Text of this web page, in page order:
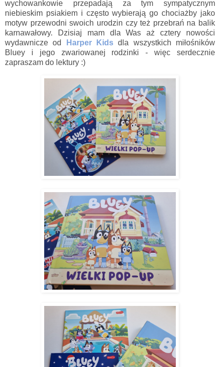
wychowankowie przepadają za tym sympatycznym
niebieskim psiakiem i często wybierają go chociażby jako
motyw przewodni swoich urodzin czy też przebrań na balik
karnawałowy. Dzisiaj mam dla Was aż cztery nowości
wydawnicze od
Harper Kids dla wszystkich miłośników
Bluey i jego zwariowanej rodzinki - więc serdecznie
zapraszam do lektury :)